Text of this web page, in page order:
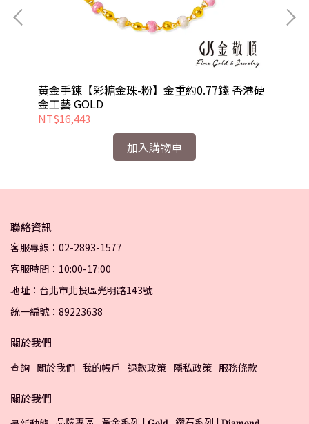
黃金手鍊【彩糖金珠-粉】金重約0.77錢 香港硬
金工藝 GOLD
NT$16,443
加入購物車
聯絡資訊
客服專線：02-2893-1577
客服時間：10:00-17:00
地址：台北市北投區光明路143號
統一編號：89223638
關於我們
查詢 關於我們 我的帳戶 退款政策 隱私政策 服務條款
關於我們